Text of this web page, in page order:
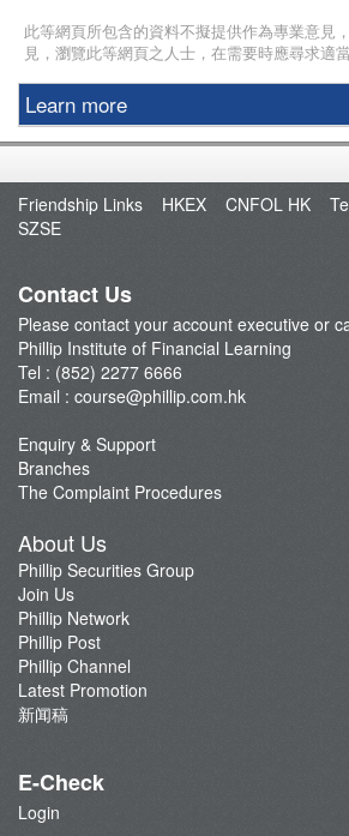
此等網頁所包含的資料不擬提供作為專業意見
見，瀏覽此等網頁之人士，在需要時應尋求適當
Learn more
Education Center
Course & Seminar
Speaker
Friendship Links
HKEX CNFOL HK
SZSE
Contact Us
Please contact your account executive or
Phillip Institute of Financial Learning
Tel : (852) 2277 6666
Email : course@phillip.com.hk
Enquiry & Support
Branches
The Complaint Procedures
About Us
Phillip Securities Group
Join Us
Phillip Network
Phillip Post
Phillip Channel
Latest Promotion
新闻稿
E-Check
Login